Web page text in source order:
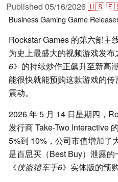
Published 05/16/2026🇺🇸
BusinessGaming Game
Rockstar Games 的第六部主
为史上最盛大的视频游戏发
6》的持续炒作正飙升至新高
能很快就能预购这款游戏的
震动。
2026 年 5 月 14 日星期四，
发行商 Take-Two Interactive
5%到 10%，公司市值增加了
是百思买（Best Buy）泄露
《侠盗猎车手6》实体版的预